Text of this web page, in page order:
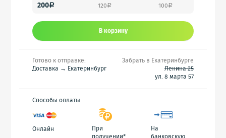
200a 120 a 100 a
В корзину
Готово к отправке:
Доставка → Екатеринбург
Забрать в Екатеринбурге
Ленина 25
ул. 8 марта 57
Способы оплаты
Онлайн
При
На